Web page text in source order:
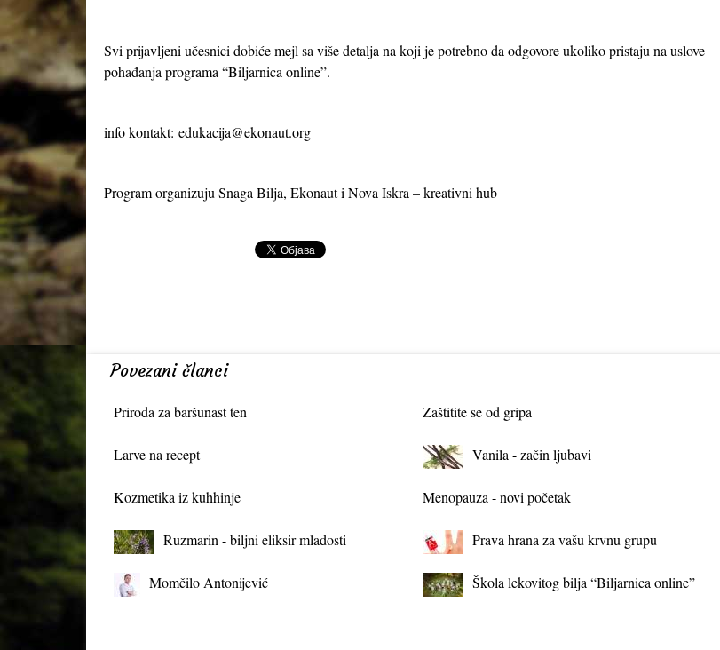
Svi prijavljeni učesnici dobiće mejl sa više detalja na koji je potrebno da odgovore ukoliko pristaju na uslove
pohađanja programa “Biljarnica online”.
info kontakt: edukacija@ekonaut.org
Program organizuju Snaga Bilja, Ekonaut i Nova Iskra – kreativni hub
Povezani članci
Priroda za baršunast ten Zaštitite se od gripa
Larve na recept Vanila - začin ljubavi
Kozmetika iz kuhhinje Menopauza - novi početak
Ruzmarin - biljni eliksir mladosti Prava hrana za vašu krvnu grupu
Momčilo Antonijević Škola lekovitog bilja “Biljarnica online”